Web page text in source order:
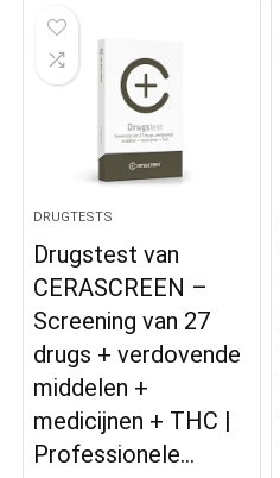
DRUGTESTS
Drugstest van
CERASCREEN –
Screening van 27
drugs + verdovende
middelen +
medicijnen + THC |
Professionele…